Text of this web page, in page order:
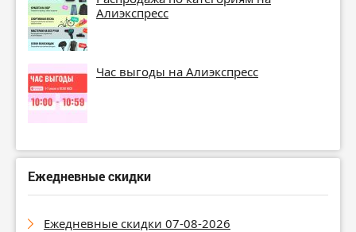
Алиэкспресс
Час выгоды на Алиэкспресс
Ежедневные скидки
Ежедневные скидки 07-08-2026